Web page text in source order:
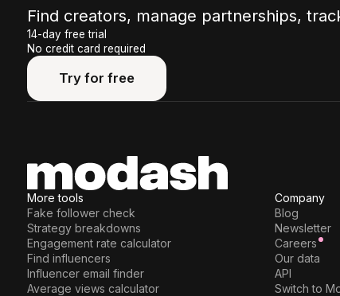
Find creators, manage partnerships,
14-day free trial
No credit card required
Try for free
More tools
Fake follower check
Strategy breakdowns
Engagement rate calculator
Find influencers
Influencer email finder
Average views calculator
Company
Blog
Newsletter
Careers
Our data
API
Switch to